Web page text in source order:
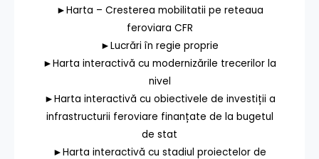
►Harta – Cresterea mobilitatii pe reteaua
feroviara CFR
►Lucrări în regie proprie
►Harta interactivă cu modernizările trecerilor la
nivel
►Harta interactivă cu obiectivele de investiții a
infrastructurii feroviare finanțate de la bugetul
de stat
►Harta interactivă cu stadiul proiectelor de